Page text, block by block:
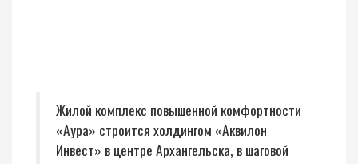
Жилой комплекс повышенной комфортности
«Aура» строится холдингом «Аквилон
Инвест» в центре Архангельска, в шаговой